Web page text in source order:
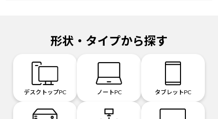
形状・タイプから探す
デスクトップPC ノートPC タブレットPC